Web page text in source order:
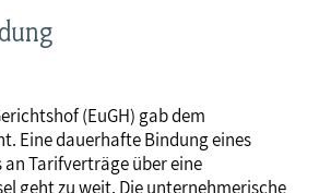
(EuGH) gab dem
Eine dauerhafte Bindung eines
Tarifverträge über eine
geht zu weit. Die unternehmerische